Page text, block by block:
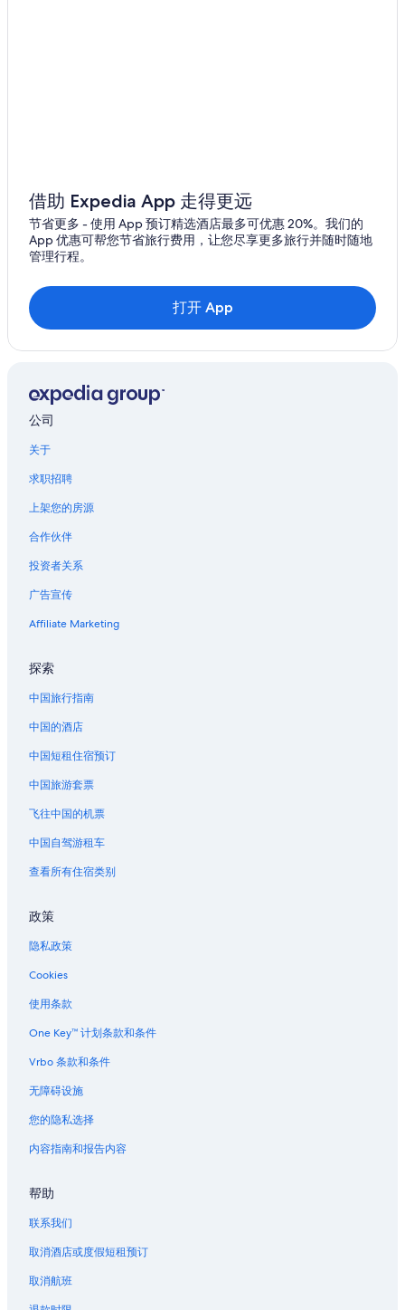
借助 Expedia App 走得更远
节省更多 - 使用 App 预订精选酒店最多可优惠 20%。我们的
App 优惠可帮您节省旅行费用，让您尽享更多旅行并随时随地
管理行程。
打开 App
公司
关于
求职招聘
上架您的房源
合作伙伴
投资者关系
广告宣传
Affiliate Marketing
探索
中国旅行指南
中国的酒店
中国短租住宿预订
中国旅游套票
飞往中国的机票
中国自驾游租车
查看所有住宿类别
政策
隐私政策
Cookies
使用条款
One Key™ 计划条款和条件
Vrbo 条款和条件
无障碍设施
您的隐私选择
内容指南和报告内容
帮助
联系我们
取消酒店或度假短租预订
取消航班